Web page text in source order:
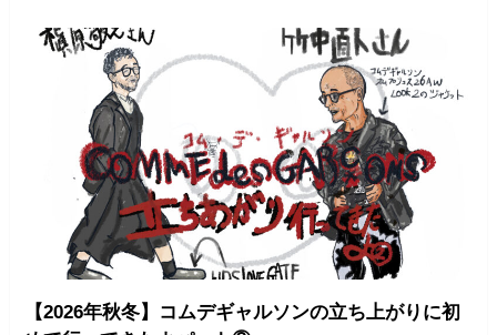
【2026年秋冬】コムデギャルソンの立ち上がりに初